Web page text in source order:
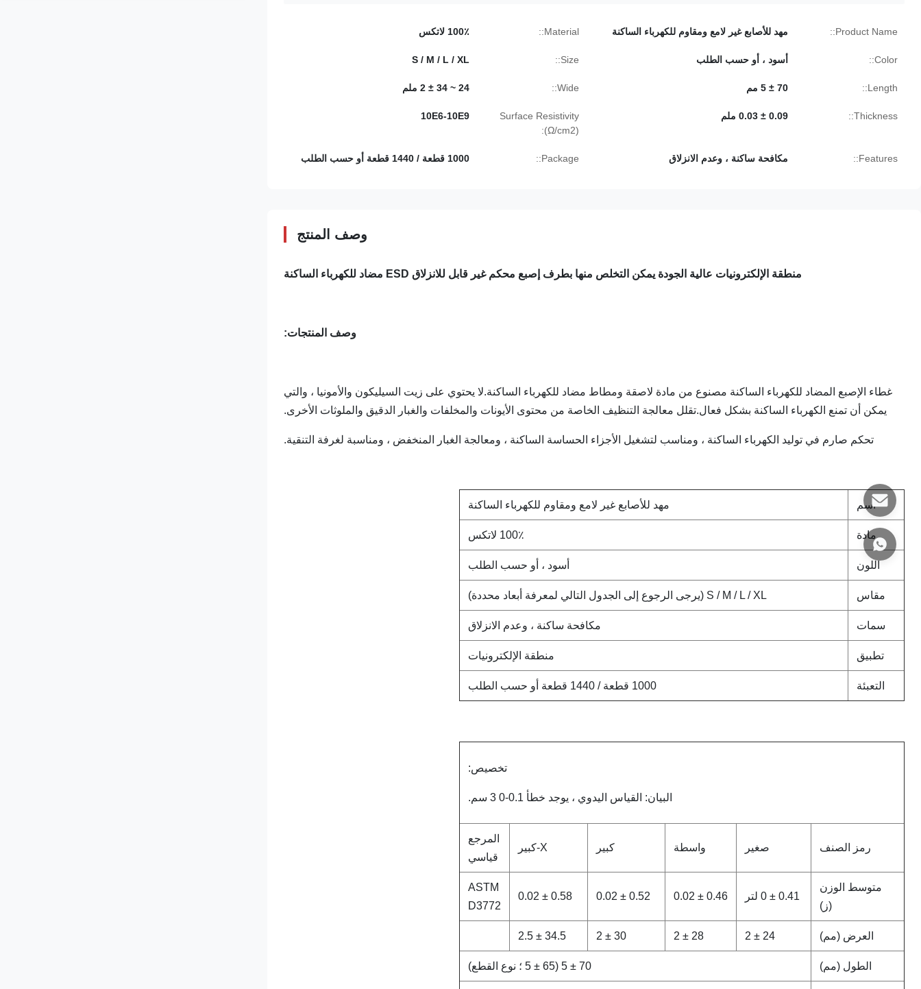
Product Name:: مهد للأصابع غير لامع ومقاوم للكهرباء الساكنة Material:: 100٪ لاتكس
Color:: أسود ، أو حسب الطلب Size::
S / M / L / XL
Length:: 70 ± 5 مم Wide:: 24 ~ 34 ± 2 ملم
Thickness:: 0.09 ± 0.03 ملم
Surface Resistivity
(Ω/cm2):
10E6-10E9
Features:: مكافحة ساكنة ، وعدم الانزلاق Package:: 1000 قطعة / 1440 قطعة أو حسب الطلب
وصف المنتج
منطقة الإلكترونيات عالية الجودة يمكن التخلص منها بطرف إصبع محكم غير قابل للانزلاق ESD مضاد للكهرباء الساكنة
وصف المنتجات:
غطاء الإصبع المضاد للكهرباء الساكنة مصنوع من مادة لاصقة ومطاط مضاد للكهرباء الساكنة.لا يحتوي على زيت السيليكون والأمونيا ، والتي
يمكن أن تمنع الكهرباء الساكنة بشكل فعال.تقلل معالجة التنظيف الخاصة من محتوى الأيونات والمخلفات والغبار الدقيق والملوثات الأخرى.
تحكم صارم في توليد الكهرباء الساكنة ، ومناسب لتشغيل الأجزاء الحساسة الساكنة ، ومعالجة الغبار المنخفض ، ومناسبة لغرفة التنقية.
اسم مهد للأصابع غير لامع ومقاوم للكهرباء الساكنة
مادة 100٪ لاتكس
اللون أسود ، أو حسب الطلب
مقاس S / M / L / XL (يرجى الرجوع إلى الجدول التالي لمعرفة أبعاد محددة)
سمات مكافحة ساكنة ، وعدم الانزلاق
تطبيق منطقة الإلكترونيات
التعبئة 1000 قطعة / 1440 قطعة أو حسب الطلب
تخصيص:
البيان: القياس اليدوي ، يوجد خطأ 0.1-0 3 سم.
رمز الصنف صغير واسطة كبير X-كبير
المرجع
قياسي
متوسط ​​الوزن
(ز)
0.41 ± 0 لتر 0.46 ± 0.02
0.52 ± 0.02
0.58 ± 0.02
ASTM
D3772
العرض (مم) 24 ± 2
28 ± 2
30 ± 2
34.5 ± 2.5
الطول (مم) 70 ± 5 (65 ± 5 ؛ نوع القطع)